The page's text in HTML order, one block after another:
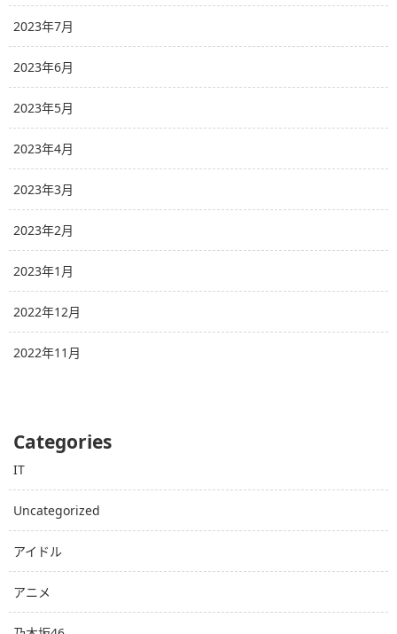
2023年7月
2023年6月
2023年5月
2023年4月
2023年3月
2023年2月
2023年1月
2022年12月
2022年11月
Categories
IT
Uncategorized
アイドル
アニメ